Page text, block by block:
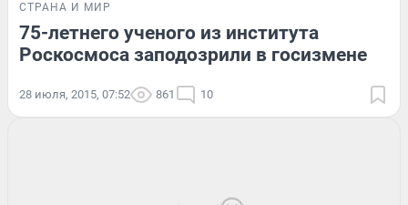
СТРАНА И МИР
75-летнего ученого из института
Роскосмоса заподозрили в госизмене
28 июля, 2015, 07:52 861 10